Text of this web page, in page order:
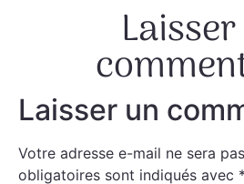
Laisser un
Votre adresse e-mail ne sera
obligatoires sont indiqués avec *